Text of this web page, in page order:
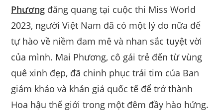
Phương đăng quang tại cuộc thi Miss World
2023, người Việt Nam đã có một lý do nữa để
tự hào về niềm đam mê và nhan sắc tuyệt vời
của mình. Mai Phương, cô gái trẻ đến từ vùng
quê xinh đẹp, đã chinh phục trái tim của Ban
giám khảo và khán giả quốc tế để trở thành
Hoa hậu thế giới trong một đêm đầy hào hứng.